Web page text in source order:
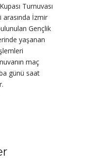
Turnuvası
İzmir
Gençlik
yaşanan
maç
günü saat